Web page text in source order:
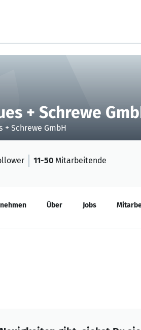
+ Schrewe
+ Schrewe GmbH
11-50 Mitarbeitende
Über Jobs